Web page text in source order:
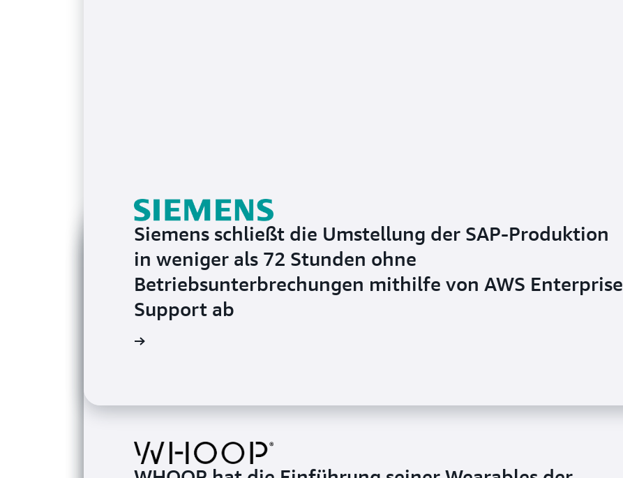
Siemens schließt die Umstellung der SAP-Produktion
in weniger als 72 Stunden ohne
Betriebsunterbrechungen mithilfe von AWS Enterprise
Support ab